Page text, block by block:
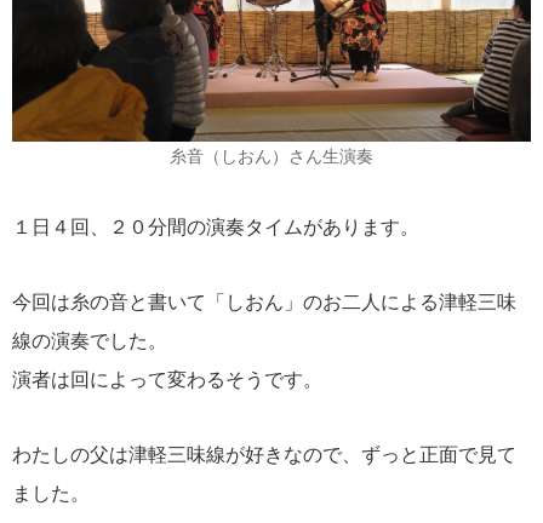
糸音（しおん）さん生演奏
１日４回、２０分間の演奏タイムがあります。
今回は糸の音と書いて「しおん」のお二人による津軽三味
線の演奏でした。
演者は回によって変わるそうです。
わたしの父は津軽三味線が好きなので、ずっと正面で見て
ました。